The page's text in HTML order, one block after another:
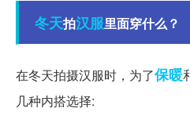
冬天拍汉服里面穿什么？
在冬天拍摄汉服时，为了保暖
几种内搭选择: